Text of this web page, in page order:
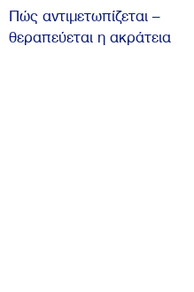
Πώς αντιμετωπίζεται –
θεραπεύεται η ακράτεια